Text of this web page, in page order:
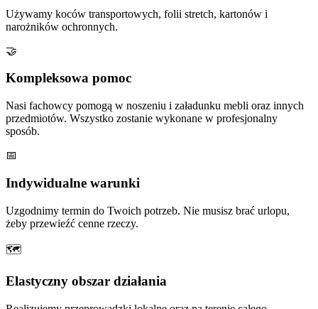
Używamy koców transportowych, folii stretch, kartonów i
narożników ochronnych.
🤝
Kompleksowa pomoc
Nasi fachowcy pomogą w noszeniu i załadunku mebli oraz innych
przedmiotów. Wszystko zostanie wykonane w profesjonalny
sposób.
📅
Indywidualne warunki
Uzgodnimy termin do Twoich potrzeb. Nie musisz brać urlopu,
żeby przewieźć cenne rzeczy.
🗺
Elastyczny obszar działania